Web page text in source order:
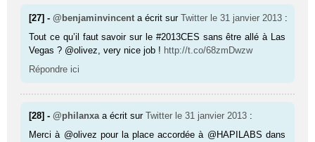
[27] -@benjaminvincent a écrit surTwitter le 31 janvier 2013 :
Tout ce qu’il faut savoir sur le #2013CES sans être allé à Las
Vegas ? @olivez, very nice job ! http://t.co/68zmDwzw
Répondre ici
[28] -@philanxa a écrit surTwitter le 31 janvier 2013 :
Merci à @olivez pour la place accordée à @HAPILABS dans